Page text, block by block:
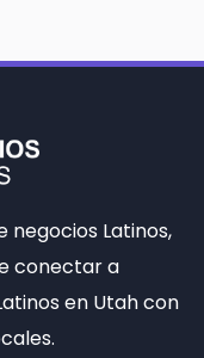
negocios Latinos,
conectar a
en Utah con